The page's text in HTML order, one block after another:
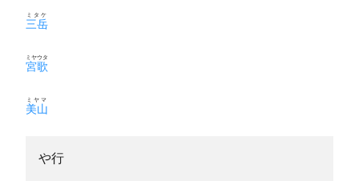
三岳
ミタケ
宮歌
ミヤウタ
美山
ミヤマ
や行